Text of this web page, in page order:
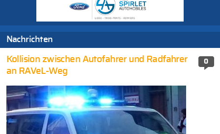
Nachrichten
0
Kollision zwischen Autofahrer und Radfahrer
an RAVeL-Weg